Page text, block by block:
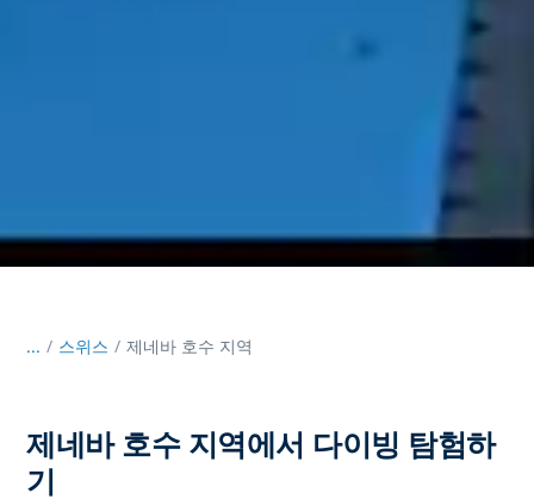
... / 스위스 제네바 호수 지역
제네바 호수 지역에서 다이빙 탐험하
기